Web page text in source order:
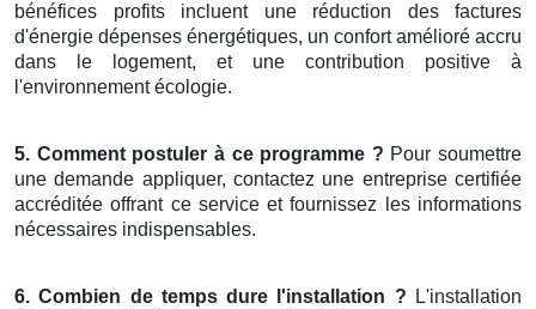
bénéfices profits incluent une réduction des factures
d'énergie dépenses énergétiques, un confort amélioré accru
dans le logement, et une contribution positive à
l'environnement écologie.
5. Comment postuler à ce programme ? Pour soumettre
une demande appliquer, contactez une entreprise certifiée
accréditée offrant ce service et fournissez les informations
nécessaires indispensables.
6. Combien de temps dure l'installation ? L'installation